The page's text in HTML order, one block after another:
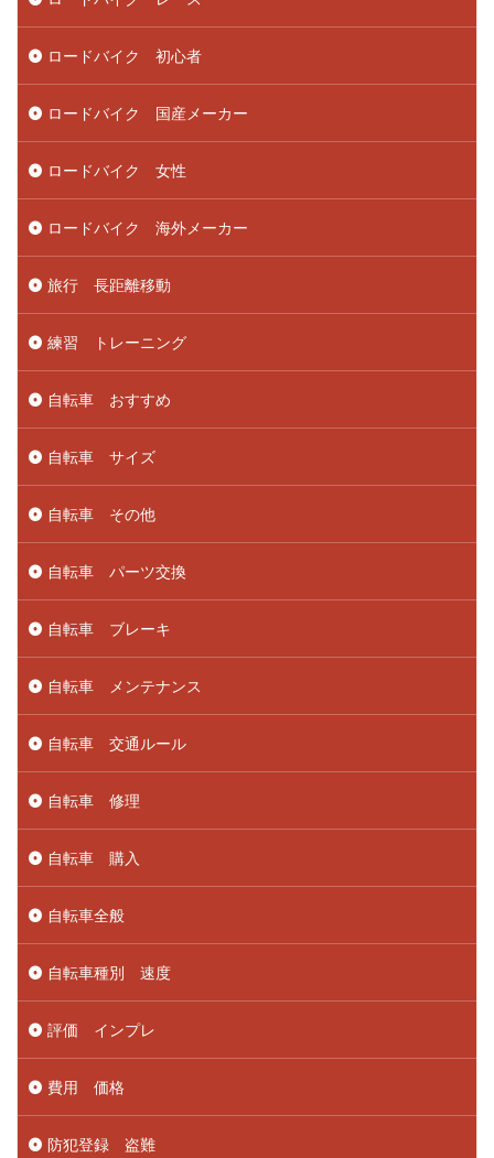
ロードバイク 初心者
ロードバイク 国産メーカー
ロードバイク 女性
ロードバイク 海外メーカー
旅行 長距離移動
練習 トレーニング
自転車 おすすめ
自転車 サイズ
自転車 その他
自転車 パーツ交換
自転車 ブレーキ
自転車 メンテナンス
自転車 交通ルール
自転車 修理
自転車 購入
自転車全般
自転車種別 速度
評価 インプレ
費用 価格
防犯登録 盗難